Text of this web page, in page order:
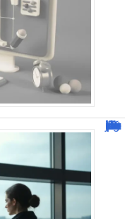
Combien de jour pour un décès d’un parent à l’étranger ?